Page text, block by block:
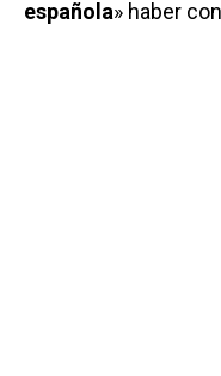
española» haber